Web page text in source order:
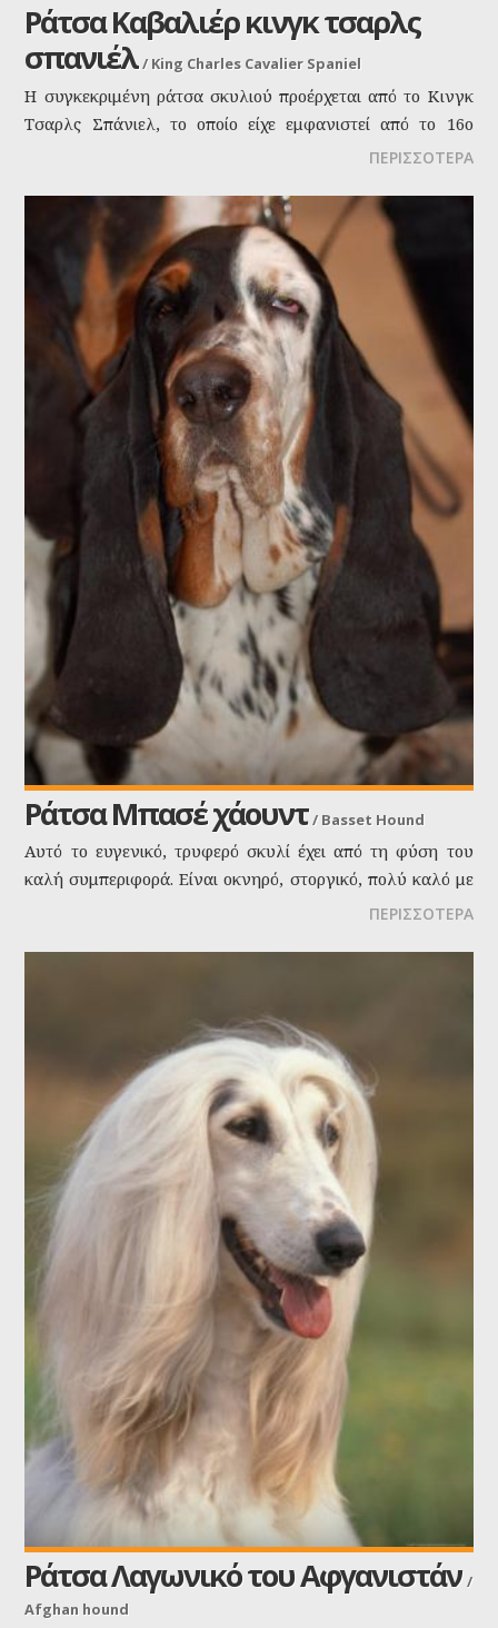
Ράτσα Καβαλιέρ κινγκ τσαρλς
σπανιέλ /King Charles Cavalier Spaniel
Η συγκεκριμένη ράτσα σκυλιού προέρχεται από το Κινγκ
Τσαρλς Σπάνιελ, το οποίο είχε εμφανιστεί από το 16ο
ΠΕΡΙΣΣΟΤΕΡΑ
Ράτσα Μπασέ χάουντ /Basset Hound
Αυτό το ευγενικό, τρυφερό σκυλί έχει από τη φύση του
καλή συμπεριφορά. Είναι οκνηρό, στοργικό, πολύ καλό με
τα παιδιά και με τα ζώα. Είναι ειρηνικό και αφοσιωμένο.
ΠΕΡΙΣΣΟΤΕΡΑ
Ράτσα Λαγωνικό του Αφγανιστάν/
Afghan hound